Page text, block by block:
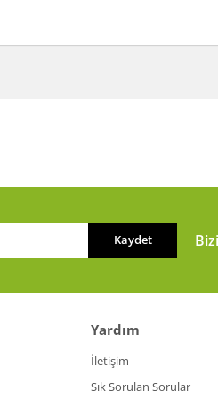
Kaydet
Yardım
İletişim
Sık Sorulan Sorular